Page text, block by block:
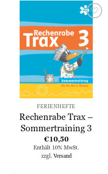
Zur
Wunschliste
hinzufügen
FERIENHEFTE
Rechenrabe Trax –
Sommertraining 3
€10,50
Enthält 10% MwSt.
zzgl. Versand